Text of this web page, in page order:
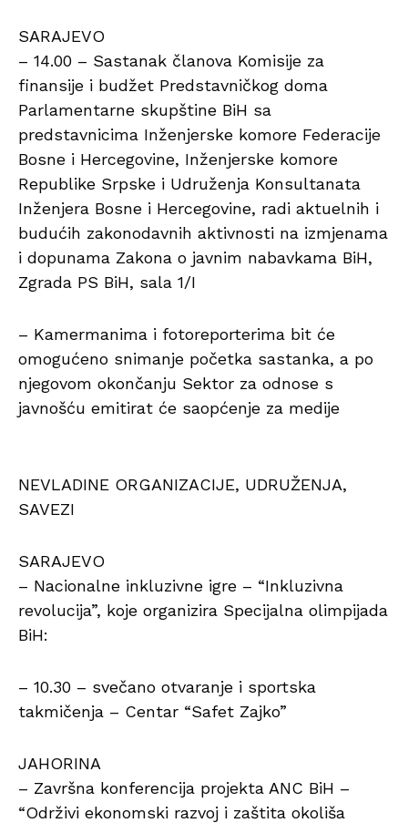
SARAJEVO
– 14.00 – Sastanak članova Komisije za
finansije i budžet Predstavničkog doma
Parlamentarne skupštine BiH sa
predstavnicima Inženjerske komore Federacije
Bosne i Hercegovine, Inženjerske komore
Republike Srpske i Udruženja Konsultanata
Inženjera Bosne i Hercegovine, radi aktuelnih i
budućih zakonodavnih aktivnosti na izmjenama
i dopunama Zakona o javnim nabavkama BiH,
Zgrada PS BiH, sala 1/I
– Kamermanima i fotoreporterima bit će
omogućeno snimanje početka sastanka, a po
njegovom okončanju Sektor za odnose s
javnošću emitirat će saopćenje za medije
NEVLADINE ORGANIZACIJE, UDRUŽENJA,
SAVEZI
SARAJEVO
– Nacionalne inkluzivne igre – “Inkluzivna
revolucija”, koje organizira Specijalna olimpijada
BiH:
– 10.30 – svečano otvaranje i sportska
takmičenja – Centar “Safet Zajko”
JAHORINA
– Završna konferencija projekta ANC BiH –
“Održivi ekonomski razvoj i zaštita okoliša